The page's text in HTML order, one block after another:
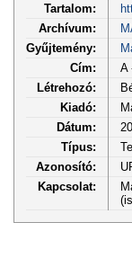
Tartalom:
Archívum:
Gyűjtemény:
Cím:
A
Létrehozó:
Kiadó:
Dátum:
Típus:
Azonosító:
Kapcsolat: